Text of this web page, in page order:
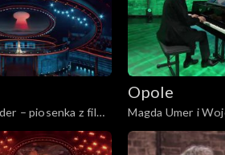
Opole 2026 – występy
– piosenka z filmu
świcie”. 62. KFPP:
– koncert pamięci
Opole
Magda Umer i
– „O niebieskim
groszku”. 62.